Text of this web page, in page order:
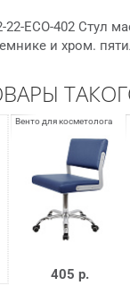
ECO-402 Стул
и хром.
405 р.